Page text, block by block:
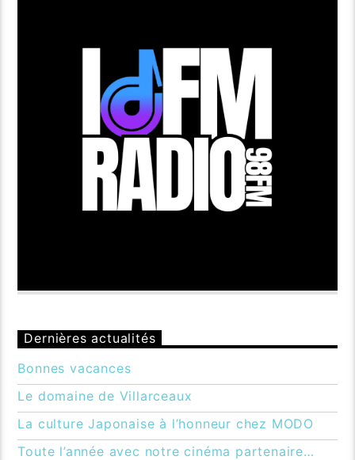
Dernières actualités
Bonnes vacances
Le domaine de Villarceaux
La culture Japonaise à l’honneur chez MODO
Toute l’année avec notre cinéma partenaire…